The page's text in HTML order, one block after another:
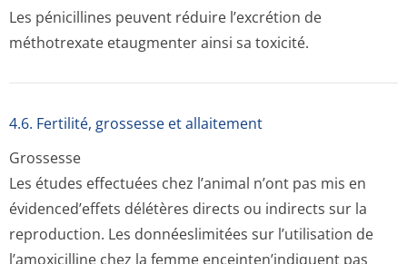
Les pénicillines peuvent réduire l’excrétion de
méthotrexate etaugmenter ainsi sa toxicité.
4.6. Fertilité, grossesse et allaitement
Grossesse
Les études effectuées chez l’animal n’ont pas mis en
évidenced’effets délétères directs ou indirects sur la
reproduction. Les donnéeslimitées sur l’utilisation de
l’amoxicilline chez la femme enceinten’indiquent pas